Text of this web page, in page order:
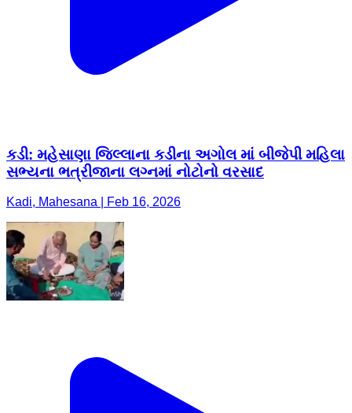
કડી: મહેસાણા જિલ્લાના કડીના અગોલ માં બીજેપી મહિલા
સભ્યના ભત્રીજાના લગ્નમાં નોટોનો વરસાદ
Kadi, Mahesana | Feb 16, 2026